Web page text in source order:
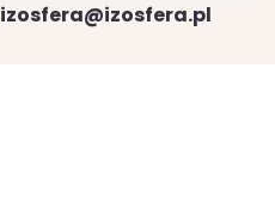
izosfera@izosfera.pl